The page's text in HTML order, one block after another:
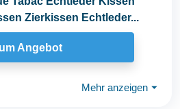
Zierkissen Echtleder...
Angebot
Mehr anzeigen ⏷